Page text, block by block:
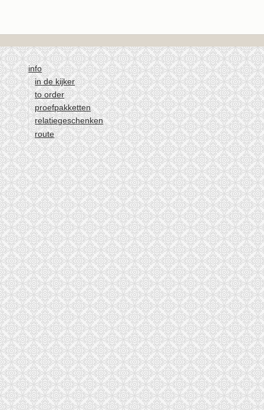
info
in de kijker
to order
proefpakketten
relatiegeschenken
route